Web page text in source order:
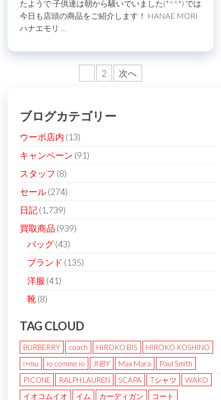
たようで 子供達は朝から騒いでいました(*^^*) では
今日も店頭の商品をご紹介します！ HANAE MORI
ハナエモリ …
ー
ジ
送
り
2 次へ
ブログカテゴリー
ウーボ店内 (13)
キャンペーン (91)
スタッフ (8)
セール(274)
日記(1,739)
買取商品 (939)
バッグ(43)
ブランド (135)
洋服 (41)
靴(8)
TAG CLOUD
BURBERRY coach HIROKO BIS
HIROKO KOSHINO
i+mu
io comme io JNBY Max Mara
Paul Smith
PICONE
RALPH LAUREN SCAPA Tシャツ
WAKO
イオコムイオ
イム カーディガン コート